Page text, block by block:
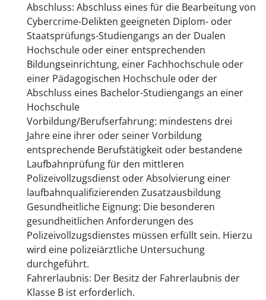
Abschluss: Abschluss eines für die Bearbeitung von
Cybercrime-Delikten geeigneten Diplom- oder
Staatsprüfungs-Studiengangs an der Dualen
Hochschule oder einer entsprechenden
Bildungseinrichtung, einer Fachhochschule oder
einer Pädagogischen Hochschule oder der
Abschluss eines Bachelor-Studiengangs an einer
Hochschule
Vorbildung/Berufserfahrung: mindestens drei
Jahre eine ihrer oder seiner Vorbildung
entsprechende Berufstätigkeit oder bestandene
Laufbahnprüfung für den mittleren
Polizeivollzugsdienst oder Absolvierung einer
laufbahnqualifizierenden Zusatzausbildung
Gesundheitliche Eignung: Die besonderen
gesundheitlichen Anforderungen des
Polizeivollzugsdienstes müssen erfüllt sein. Hierzu
wird eine polizeiärztliche Untersuchung
durchgeführt.
Fahrerlaubnis: Der Besitz der Fahrerlaubnis der
Klasse B ist erforderlich.